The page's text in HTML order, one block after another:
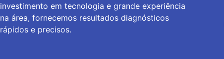
investimento em tecnologia e grande experiência
na área, fornecemos resultados diagnósticos
rápidos e precisos.